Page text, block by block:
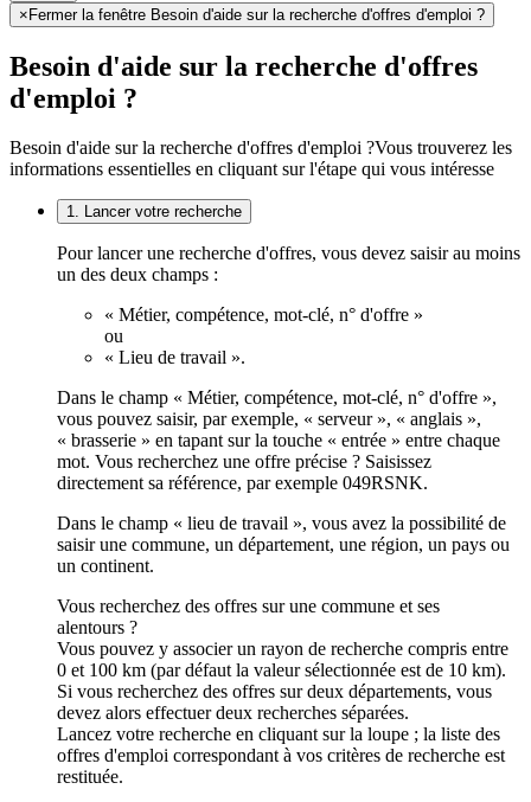
×Fermer la fenêtre Besoin d'aide sur la recherche d'offres d'emploi ?
Besoin d'aide sur la recherche d'offres
d'emploi ?
Besoin d'aide sur la recherche d'offres d'emploi ?Vous trouverez les
informations essentielles en cliquant sur l'étape qui vous intéresse
1. Lancer votre recherche
Pour lancer une recherche d'offres, vous devez saisir au moins
un des deux champs :
« Métier, compétence, mot-clé, n° d'offre »
ou
« Lieu de travail ».
Dans le champ « Métier, compétence, mot-clé, n° d'offre »,
vous pouvez saisir, par exemple, « serveur », « anglais »,
« brasserie » en tapant sur la touche « entrée » entre chaque
mot. Vous recherchez une offre précise ? Saisissez
directement sa référence, par exemple 049RSNK.
Dans le champ « lieu de travail », vous avez la possibilité de
saisir une commune, un département, une région, un pays ou
un continent.
Vous recherchez des offres sur une commune et ses
alentours ?
Vous pouvez y associer un rayon de recherche compris entre
0 et 100 km (par défaut la valeur sélectionnée est de 10 km).
Si vous recherchez des offres sur deux départements, vous
devez alors effectuer deux recherches séparées.
Lancez votre recherche en cliquant sur la loupe ; la liste des
offres d'emploi correspondant à vos critères de recherche est
restituée.